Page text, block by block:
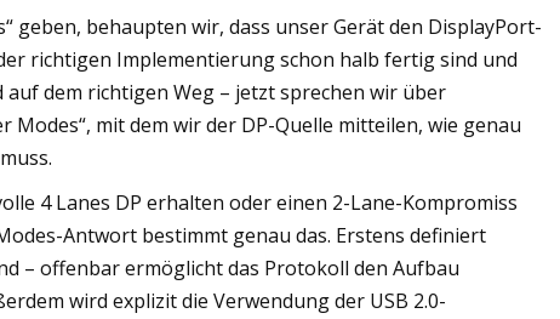
geben, behaupten wir, dass unser Gerät den DisplayPort-
richtigen Implementierung schon halb fertig sind und
dem richtigen Weg – jetzt sprechen wir über
mit dem wir der DP-Quelle mitteilen, wie genau
4 Lanes DP erhalten oder einen 2-Lane-Kompromiss
Antwort bestimmt genau das. Erstens definiert
– offenbar ermöglicht das Protokoll den Aufbau
wird explizit die Verwendung der USB 2.0-